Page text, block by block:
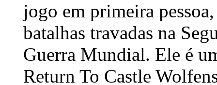
jogo em primeira
batalhas travadas na
Guerra Mundial. Ele é
Return To Castle